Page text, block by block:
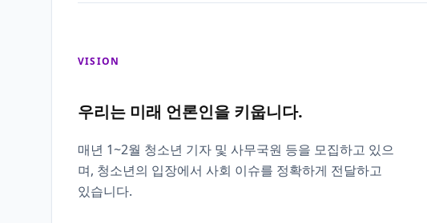
VISION
우리는 미래 언론인을 키웁니다.
매년 1~2월 청소년 기자 및 사무국원 등을 모집하고 있으
며, 청소년의 입장에서 사회 이슈를 정확하게 전달하고
있습니다.